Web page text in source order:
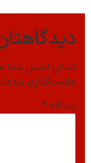
نشانی ایمیل شما
علامت‌گذاری
دیدگاه *